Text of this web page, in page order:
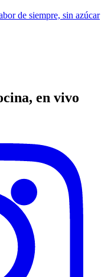
de siempre, sin azúcar
en vivo